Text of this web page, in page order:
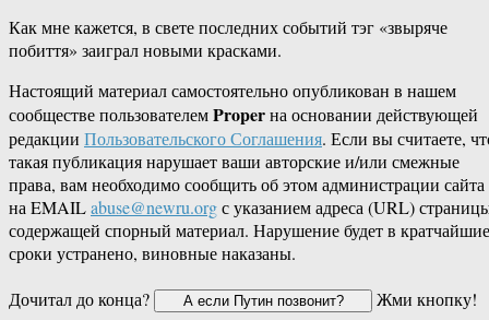
Как мне кажется, в свете последних событий тэг «звыряче
побиття» заиграл новыми красками.
Настоящий материал самостоятельно опубликован в нашем
сообществе пользователемProperна основании действующей
редакции Пользовательского Соглашения. Если вы считаете,
такая публикация нарушает ваши авторские и/или смежные
права, вам необходимо сообщить об этом администрации сайта
на EMAILabuse@newru.orgс указанием адреса (URL)
содержащей спорный материал. Нарушение будет в кратчайшие
сроки устранено, виновные наказаны.
Дочитал до конца?
Жми кнопку!